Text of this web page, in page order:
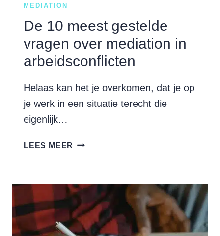
MEDIATION
De 10 meest gestelde
vragen over mediation in
arbeidsconflicten
Helaas kan het je overkomen, dat je op
je werk in een situatie terecht die
eigenlijk…
LEES MEER DE
VRAGEN
OVER
MEDIATION
IN